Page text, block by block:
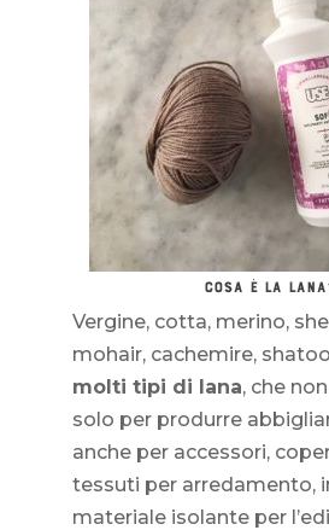
COSA È LA
Vergine, cotta, merino,
mohair, cachemire,
molti tipi di lana, che
solo per produrre
anche per accessori,
tessuti per arredamento,
materiale isolante per